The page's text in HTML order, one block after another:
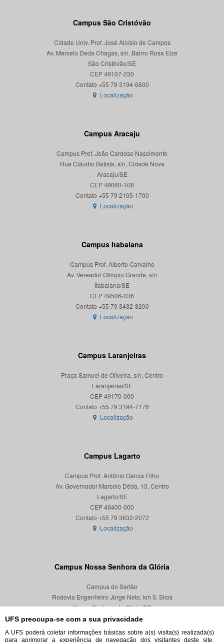
UFS preocupa-se com a sua privacidade
A UFS poderá coletar informações básicas sobre a(s) visita(s) realizada(s)
para aprimorar a experiência de navegação dos visitantes deste site,
Campus São Cristóvão
Cidade Univ. Prof. José Aloísio de Campos
Av. Marcelo Deda Chagas, s/n, Bairro Rosa Elze
São Cristóvão/SE
CEP 49107-230
Localização
Campus Aracaju
Campus Prof. João Cardoso Nascimento
Rua Cláudio Batista, s/n, Cidade Nova
Aracaju/SE
CEP 49060-108
Localização
Campus Itabaiana
Campus Prof. Alberto Carvalho
Av. Vereador Olímpio Grande, s/n
Itabaiana/SE
CEP 49506-036
Localização
Campus Laranjeiras
Praça Samuel de Oliveira, s/n, Centro
Laranjeiras/SE
CEP 49170-000
Localização
Campus Lagarto
Campus Prof. Antônio Garcia Filho
Av. Governador Marcelo Déda, 13, Centro
Lagarto/SE
CEP 49400-000
Localização
Campus Nossa Senhora da Glória
Campus do Sertão
Rodovia Engenheiro Jorge Neto, km 3, Silos
Nossa Senhora da Glória/SE
CEP 49680-000
Localização